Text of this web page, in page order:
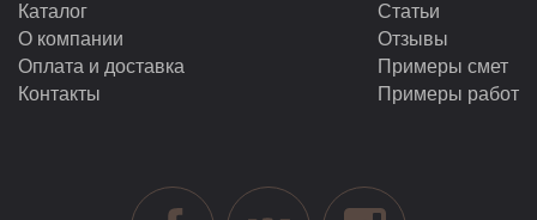
Каталог
О компании
Оплата и доставка
Контакты
Статьи
Отзывы
Примеры смет
Примеры работ